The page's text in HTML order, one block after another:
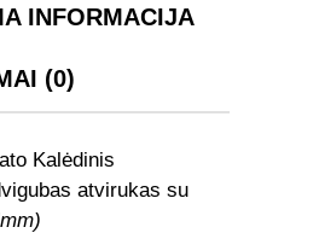
INFORMACIJA
(0)
Kalėdinis
atvirukas su